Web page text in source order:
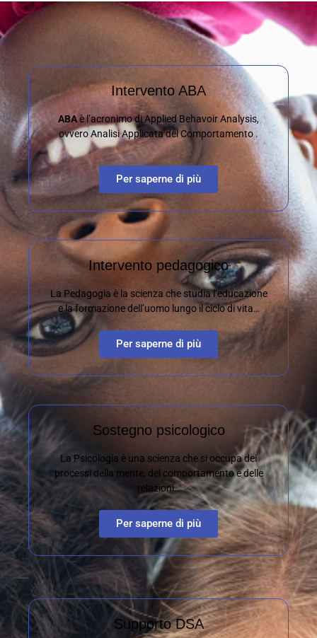
Intervento ABA
ABAè l’acronimo di Applied Behavoir Analysis,
ovvero Analisi Applicata del Comportamento .
Per saperne di più
Intervento pedagogico
La Pedagogia è la scienza che studia l’educazione
e la formazione dell’uomo lungo il ciclo di vita…
Per saperne di più
Sostegno psicologico
La Psicologia è una scienza che si occupa dei
processi della mente, del comportamento e delle
relazioni…
Per saperne di più
Supporto DSA